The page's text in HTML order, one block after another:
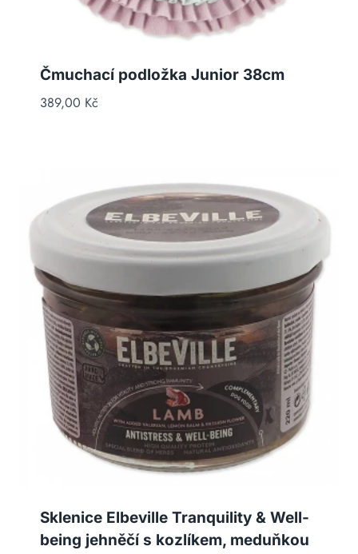
Čmuchací podložka Junior 38cm
389,00 Kč
Sklenice Elbeville Tranquility & Well-
being jehněčí s kozlíkem, meduňkou